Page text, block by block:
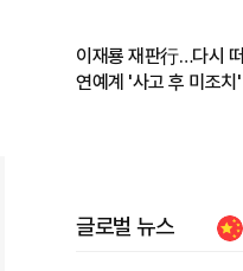
이재룡 재판行…다시
연예계 '사고 후 미조치'
글로벌 뉴스